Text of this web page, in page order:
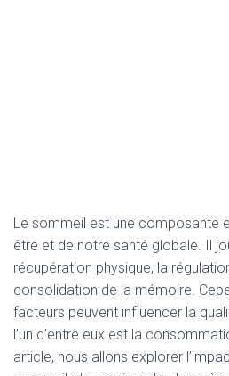
Le sommeil est une composante
être et de notre santé globale. Il
récupération physique, la
consolidation de la mémoire.
facteurs peuvent influencer la
l’un d’entre eux est la
article, nous allons explorer